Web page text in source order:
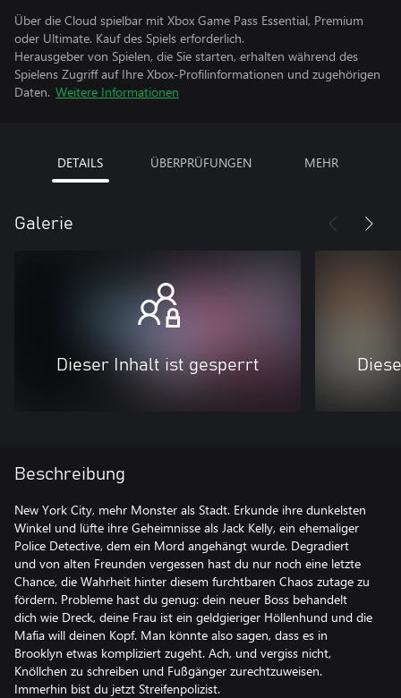
Über die Cloud spielbar mit Xbox Game Pass Essential, Premium
oder Ultimate. Kauf des Spiels erforderlich.
Herausgeber von Spielen, die Sie starten, erhalten während des
Spielens Zugriff auf Ihre Xbox-Profilinformationen und zugehörigen
Daten. Weitere Informationen
DETAILS ÜBERPRÜFUNGEN MEHR
Galerie
Dieser Inhalt ist gesperrt
Beschreibung
New York City, mehr Monster als Stadt. Erkunde ihre dunkelsten
Winkel und lüfte ihre Geheimnisse als Jack Kelly, ein ehemaliger
Police Detective, dem ein Mord angehängt wurde. Degradiert
und von alten Freunden vergessen hast du nur noch eine letzte
Chance, die Wahrheit hinter diesem furchtbaren Chaos zutage zu
fördern. Probleme hast du genug: dein neuer Boss behandelt
dich wie Dreck, deine Frau ist ein geldgieriger Höllenhund und die
Mafia will deinen Kopf. Man könnte also sagen, dass es in
Brooklyn etwas kompliziert zugeht. Ach, und vergiss nicht,
Knöllchen zu schreiben und Fußgänger zurechtzuweisen.
Immerhin bist du jetzt Streifenpolizist.